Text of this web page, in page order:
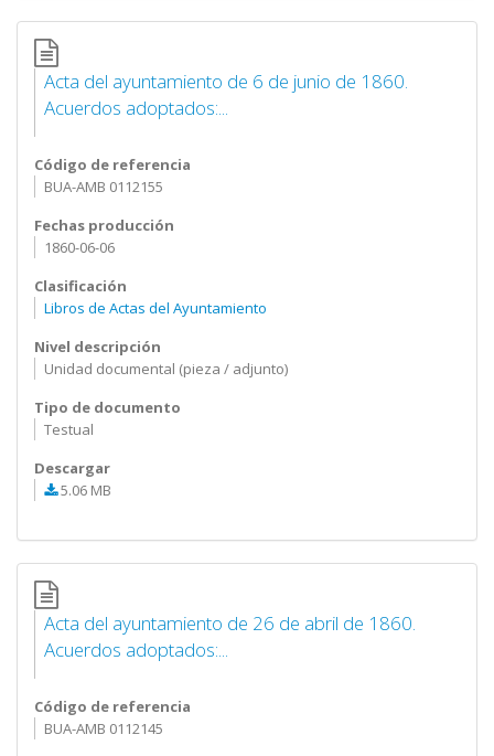
Acta del ayuntamiento de 6 de junio de 1860.
Acuerdos adoptados:...
Código de referencia
BUA-AMB 0112155
Fechas producción
1860-06-06
Clasificación
Libros de Actas del Ayuntamiento
Nivel descripción
Unidad documental (pieza / adjunto)
Tipo de documento
Testual
Descargar
5.06 MB
Acta del ayuntamiento de 26 de abril de 1860.
Acuerdos adoptados:...
Código de referencia
BUA-AMB 0112145